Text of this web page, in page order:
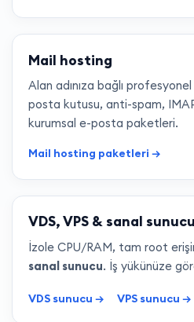
Mail hosting
Alan adınıza bağlı profesyonel
posta kutusu, anti-spam,
kurumsal e-posta paketleri.
Mail hosting paketleri →
VDS, VPS & sanal sunucu
İzole CPU/RAM, tam root
sanal sunucu. İş yükünüze
VDS sunucu → VPS sunucu →